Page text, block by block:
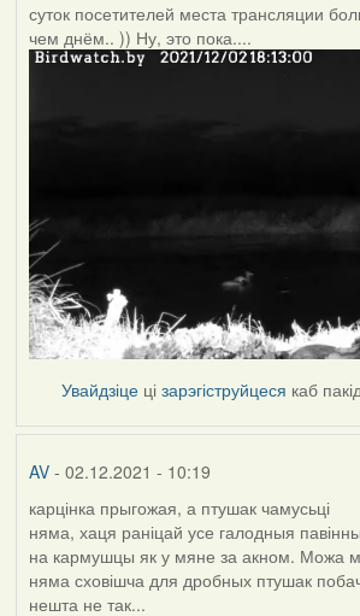
суток посетителей места трансляции
чем днём.. )) Ну, это пока....
Увайдзіце цізарэгіструйцеся каб
AV- 02.12.2021 - 10:19
карцінка прыгожая, а птушак чамусьці
няма, хаця раніцай усе галодныя
на кармушцы як у мяне за акном. Можа
няма сховішча для дробных птушак
нешта не так...